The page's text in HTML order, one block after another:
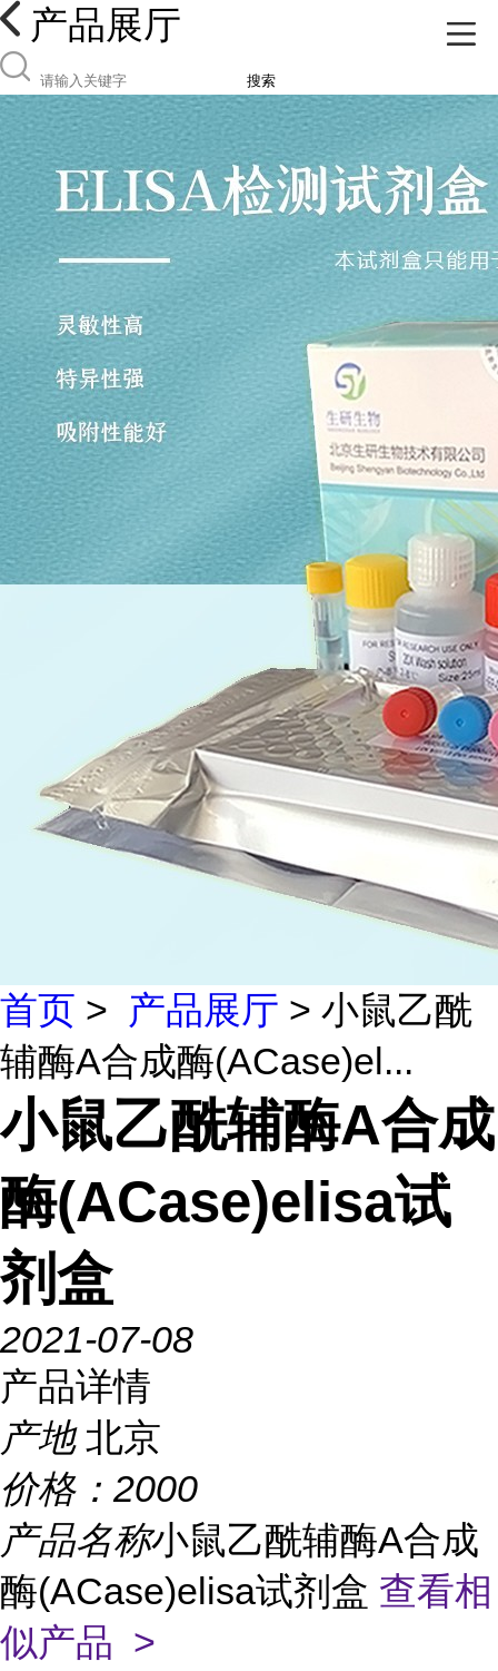
产品展厅
搜索
首页 > 产品展厅 > 小鼠乙酰
辅酶A合成酶(ACase)el...
小鼠乙酰辅酶A合成
酶(ACase)elisa试
剂盒
2021-07-08
产品详情
产地 北京
价格： 2000
产品名称小鼠乙酰辅酶A合成
酶(ACase)elisa试剂盒 查看相
似产品 >